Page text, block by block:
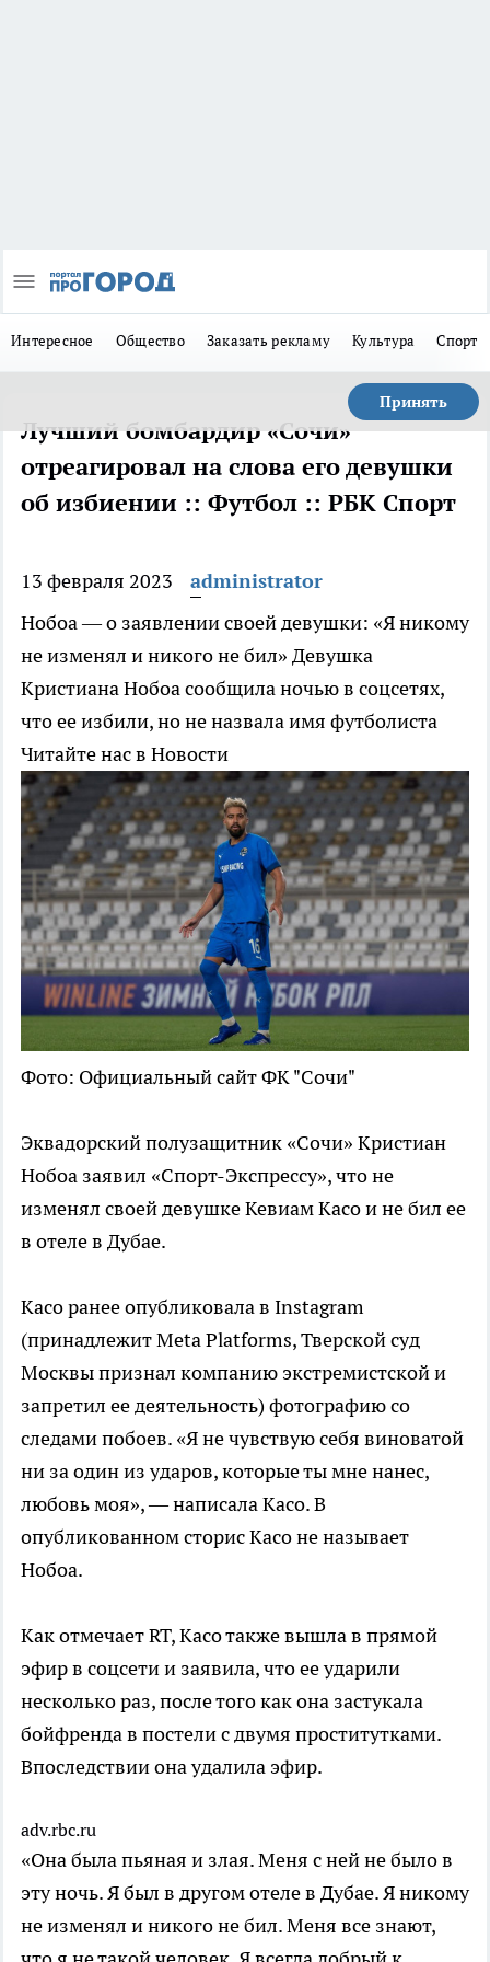
Интересное Общество Заказать рекламу Культура Спорт
Принять
Лучший бомбардир «Сочи»
отреагировал на слова его девушки
об избиении :: Футбол :: РБК Спорт
13 февраля 2023
administrator
Нобоа — о заявлении своей девушки: «Я никому
не изменял и никого не бил» Девушка
Кристиана Нобоа сообщила ночью в соцсетях,
что ее избили, но не назвала имя футболиста
Читайте нас в Новости
Фото: Официальный сайт ФК "Сочи"
Эквадорский полузащитник «Сочи» Кристиан
Нобоа заявил «Спорт-Экспрессу», что не
изменял своей девушке Кевиам Касо и не бил ее
в отеле в Дубае.
Касо ранее опубликовала в Instagram
(принадлежит Meta Platforms, Тверской суд
Москвы признал компанию экстремистской и
запретил ее деятельность) фотографию со
следами побоев. «Я не чувствую себя виноватой
ни за один из ударов, которые ты мне нанес,
любовь моя», — написала Касо. В
опубликованном сторис Касо не называет
Нобоа.
Как отмечает RT, Касо также вышла в прямой
эфир в соцсети и заявила, что ее ударили
несколько раз, после того как она застукала
бойфренда в постели с двумя проститутками.
Впоследствии она удалила эфир.
adv.rbc.ru
«Она была пьяная и злая. Меня с ней не было в
эту ночь. Я был в другом отеле в Дубае. Я никому
не изменял и никого не бил. Меня все знают,